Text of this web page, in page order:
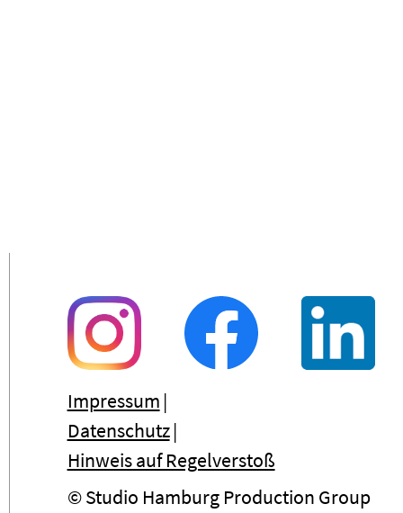
Impressum
Datenschutz
Hinweis auf Regelverstoß
© Studio Hamburg Production Group